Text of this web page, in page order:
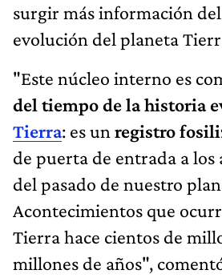
surgir más información
evolución del planeta
"Este núcleo interno es
del tiempo de la historia
Tierra: es un registro
de puerta de entrada a
del pasado de nuestro
Acontecimientos que
Tierra hace cientos de
millones de años",